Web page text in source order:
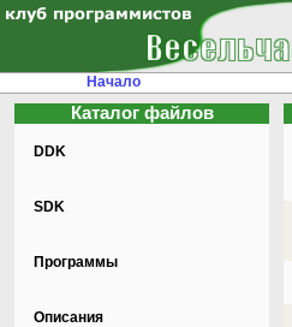
Начало
Каталог файлов
DDK
SDK
Программы
Описания